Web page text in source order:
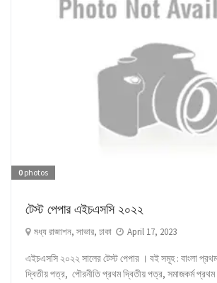
0 photos
টেস্ট পেপার এইচএসসি ২০২২
মধ্য রাজাশন, সাভার, ঢাকা April 17, 2023
এইচএসসি ২০২২ সালের টেস্ট পেপার । বই সমূহ : বাংলা
দ্বিতীয় পত্র, পৌরনীতি প্রথম দ্বিতীয় পত্র, সমাজকর্ম